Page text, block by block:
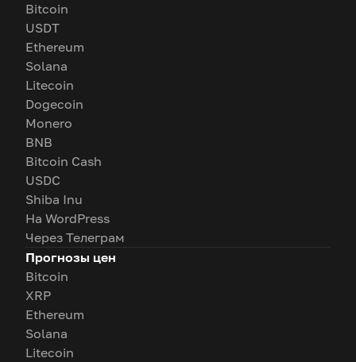
Bitcoin
USDT
Ethereum
Solana
Litecoin
Dogecoin
Monero
BNB
Bitcoin Cash
USDC
Shiba Inu
На WordPress
Через Телеграм
Прогнозы цен
Bitcoin
XRP
Ethereum
Solana
Litecoin